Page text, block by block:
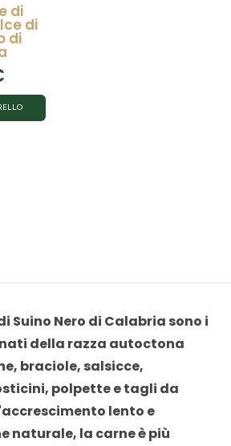
di
di
di
Suino Nero di Calabria sono i
della razza autoctona
braciole, salsicce,
polpette e tagli da
lento e
naturale, la carne è più